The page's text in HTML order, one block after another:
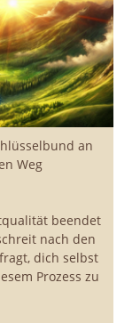
an
Weg
beendet
nach den
dich selbst
Prozess zu